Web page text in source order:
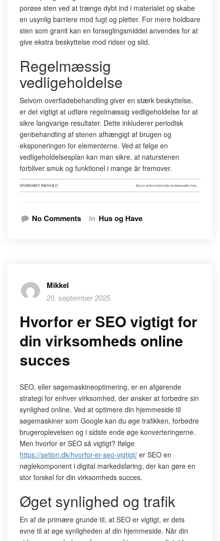
porøse sten ved at trænge dybt ind i materialet og skabe
en usynlig barriere mod fugt og pletter. For mere holdbare
sten som granit kan en forseglingsmiddel anvendes for at
give ekstra beskyttelse mod ridser og slid.
Regelmæssig
vedligeholdelse
Selvom overfladebehandling giver en stærk beskyttelse,
er det vigtigt at udføre regelmæssig vedligeholdelse for at
sikre langvarige resultater. Dette inkluderer periodisk
genbehandling af stenen afhængigt af brugen og
eksponeringen for elementerne. Ved at følge en
vedligeholdelsesplan kan man sikre, at naturstenen
forbliver smuk og funktionel i mange år fremover.
No Comments In Hus og Have
Mikkel
20. september 2025
Hvorfor er SEO vigtigt for
din virksomheds online
succes
SEO, eller søgemaskineoptimering, er en afgørende
strategi for enhver virksomhed, der ønsker at forbedre sin
synlighed online. Ved at optimere din hjemmeside til
søgemaskiner som Google kan du øge trafikken, forbedre
brugeroplevelsen og i sidste ende øge konverteringerne.
Men hvorfor er SEO så vigtigt? Ifølge
https://setion.dk/hvorfor-er-seo-vigtigt/ er SEO en
nøglekomponent i digital markedsføring, der kan gøre en
stor forskel for din virksomheds succes.
Øget synlighed og trafik
En af de primære grunde til, at SEO er vigtigt, er dets
evne til at øge synligheden af din hjemmeside. Når din